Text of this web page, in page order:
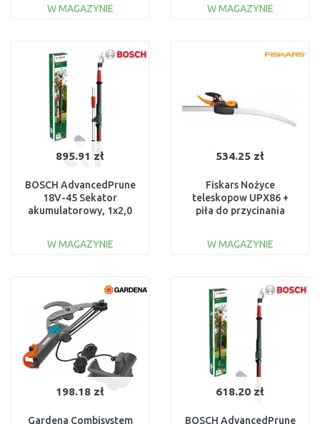
W MAGAZYNIE
Do porównania
W MAGAZYNIE
Do porównania
895.91 zł
BOSCH AdvancedPrune
18V-45 Sekator
akumulatorowy, 1x2,0
W MAGAZYNIE
Do porównania
534.25 zł
Fiskars Nożyce
teleskopow UPX86 +
piła do przycinania
W MAGAZYNIE
Do porównania
198.18 zł
Gardena Combisystem
618.20 zł
BOSCH AdvancedPrune